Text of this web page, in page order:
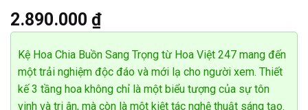
dựa trên
đánh giá
2.890.000 ₫
Kệ Hoa Chia Buồn Sang Trọng từ Hoa Việt 247 mang đến
một trải nghiệm độc đáo và mới lạ cho người xem. Thiết
kế 3 tầng hoa không chỉ là một biểu tượng của sự tôn
vinh và tri ân, mà còn là một kiệt tác nghệ thuật sáng tạo.